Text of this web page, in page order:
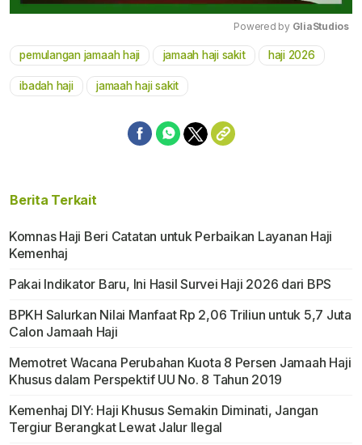
Mute
Powered by GliaStudios
pemulangan jamaah haji jamaah haji sakit haji 2026
ibadah haji jamaah haji sakit
Berita Terkait
Komnas Haji Beri Catatan untuk Perbaikan Layanan Haji
Kemenhaj
Pakai Indikator Baru, Ini Hasil Survei Haji 2026 dari BPS
BPKH Salurkan Nilai Manfaat Rp 2,06 Triliun untuk 5,7 Juta
Calon Jamaah Haji
Memotret Wacana Perubahan Kuota 8 Persen Jamaah Haji
Khusus dalam Perspektif UU No. 8 Tahun 2019
Kemenhaj DIY: Haji Khusus Semakin Diminati, Jangan
Tergiur Berangkat Lewat Jalur Ilegal